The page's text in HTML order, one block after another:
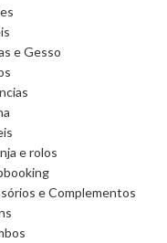
e Gesso
e rolos
e Complementos